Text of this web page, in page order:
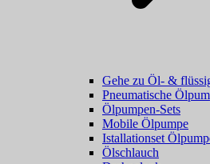
Gehe zu Öl- &
Pneumatische
Ölpumpen-Sets
Mobile Ölpumpe
Istallationset
Ölschlauch